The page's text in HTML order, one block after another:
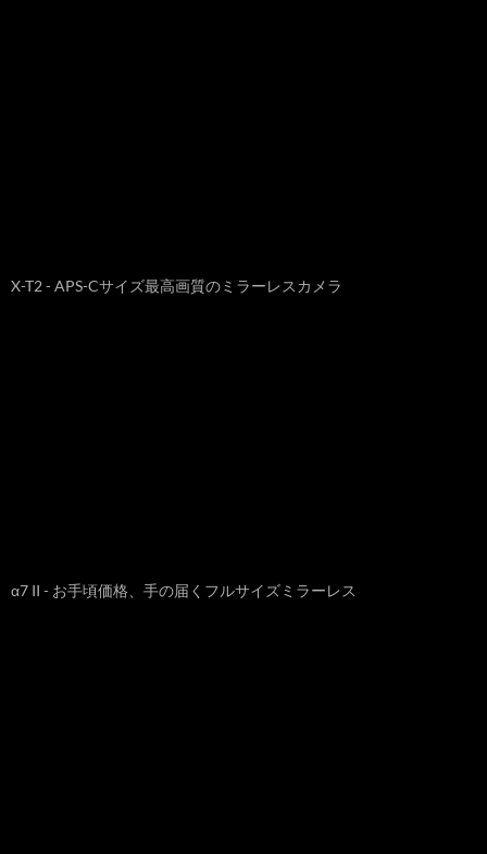
X-T2 - APS-Cサイズ最高画質のミラーレスカメラ
α7 II - お手頃価格、手の届くフルサイズミラーレス